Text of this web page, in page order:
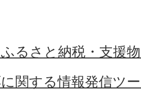
るさと納税・支援
関する情報発信ツ